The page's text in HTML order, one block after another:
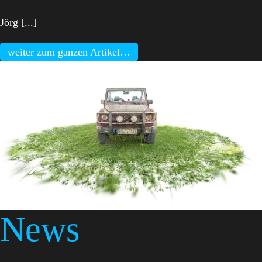
Jörg [...]
weiter zum ganzen Artikel…
News